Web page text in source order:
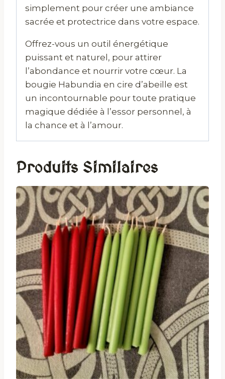
simplement pour créer une ambiance
sacrée et protectrice dans votre espace.
Offrez-vous un outil énergétique
puissant et naturel, pour attirer
l’abondance et nourrir votre cœur. La
bougie Habundia en cire d’abeille est
un incontournable pour toute pratique
magique dédiée à l’essor personnel, à
la chance et à l’amour.
Produits Similaires